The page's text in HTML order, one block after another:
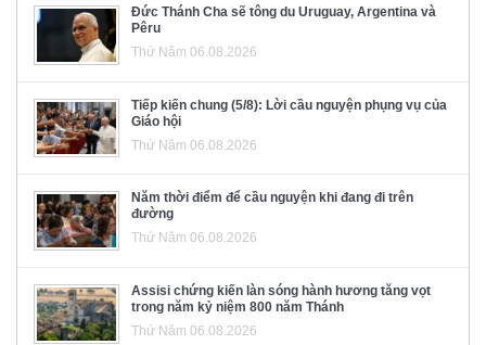
Đức Thánh Cha sẽ tông du Uruguay, Argentina và
Pêru
Thứ Năm 06.08.2026
Tiếp kiến chung (5/8): Lời cầu nguyện phụng vụ của
Giáo hội
Thứ Năm 06.08.2026
Năm thời điểm để cầu nguyện khi đang đi trên
đường
Thứ Năm 06.08.2026
Assisi chứng kiến làn sóng hành hương tăng vọt
trong năm kỷ niệm 800 năm Thánh
Thứ Năm 06.08.2026